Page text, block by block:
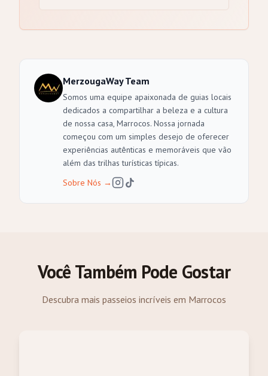
MerzougaWay Team
Somos uma equipe apaixonada de guias locais
dedicados a compartilhar a beleza e a cultura
de nossa casa, Marrocos. Nossa jornada
começou com um simples desejo de oferecer
experiências autênticas e memoráveis que vão
além das trilhas turísticas típicas.
Sobre Nós →
Você Também Pode Gostar
Descubra mais passeios incríveis em Marrocos